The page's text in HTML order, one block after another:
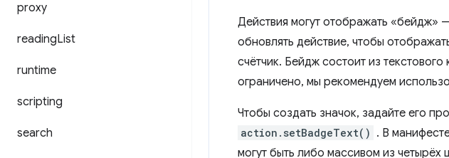
proxy
readingList
runtime
scripting
search
Действия могут отображать «бейдж»
обновлять действие, чтобы
счётчик. Бейдж состоит из
ограничено, мы рекомендуем
Чтобы создать значок, задайте его
action.setBadgeText() . В
могут быть либо массивом из